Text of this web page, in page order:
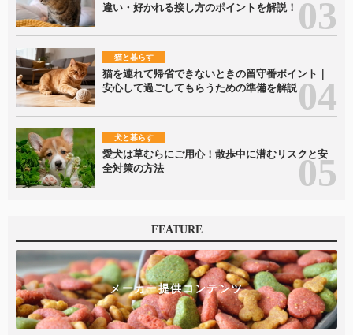
違い・好かれる接し方のポイントを解説！
猫と暮らす
猫を連れて帰省できないときの留守番ポイント｜
安心して過ごしてもらうための準備を解説
犬と暮らす
愛犬は草むらにご用心！散歩中に潜むリスクと安
全対策の方法
FEATURE
メーカー提供コンテンツ